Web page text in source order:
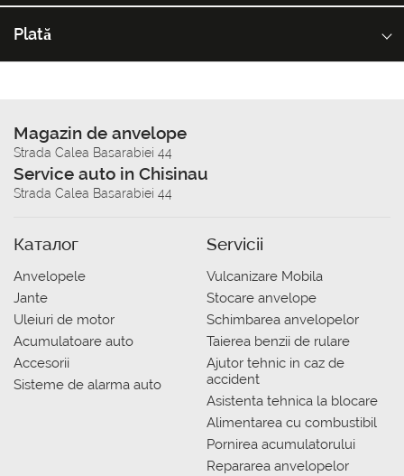
Plată
Magazin de anvelope
Strada Calea Basarabiei 44
Service auto in Chisinau
Strada Calea Basarabiei 44
Каталог
Anvelopele
Jante
Uleiuri de motor
Acumulatoare auto
Accesorii
Sisteme de alarma auto
Servicii
Vulcanizare Mobila
Stocare anvelope
Schimbarea anvelopelor
Taierea benzii de rulare
Ajutor tehnic in caz de
accident
Asistenta tehnica la blocare
Alimentarea cu combustibil
Pornirea acumulatorului
Repararea anvelopelor